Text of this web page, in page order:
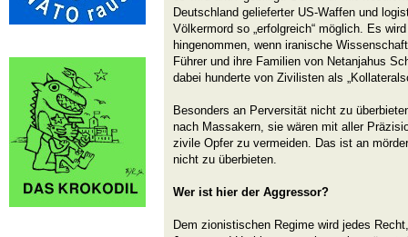
Deutschland gelieferter US-Waffen und
Völkermord so „erfolgreich“ möglich. Es
hingenommen, wenn iranische
Führer und ihre Familien von Netanjahus
dabei hunderte von Zivilisten als
Besonders an Perversität nicht zu
nach Massakern, sie wären mit aller
zivile Opfer zu vermeiden. Das ist an
nicht zu überbieten.
Wer ist hier der Aggressor?
Dem zionistischen Regime wird jedes